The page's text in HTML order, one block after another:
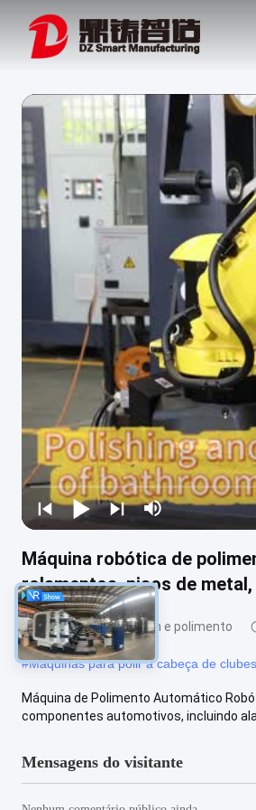
Máquina robótica de
rolamentos, pisos de
Máquina de moagem e polimento
#Máquinas para polir a cabeça de
Máquina de Polimento Automático
componentes automotivos, incluindo
Mensagens do visitante